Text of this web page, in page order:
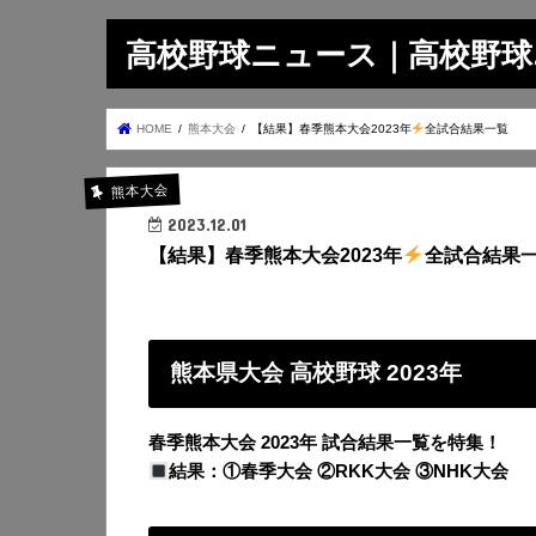
高校野球ニュース｜高校野
HOME 熊本大会 【結果】春季熊本大会2023年 全試合結果一覧
熊本大会
2023.12.01
【結果】春季熊本大会2023年 全試合結果
熊本県大会 高校野球 2023年
春季熊本大会 2023年 試合結果一覧を特集！
結果：①春季大会 ②RKK大会 ③NHK大会